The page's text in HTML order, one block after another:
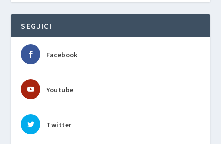
SEGUICI
Facebook
Youtube
Twitter